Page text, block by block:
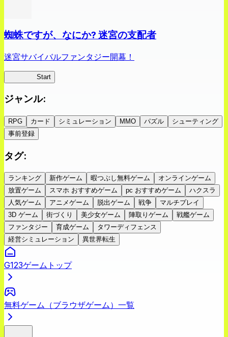
蜘蛛ですが、なにか? 迷宮の支配者
迷宮サバイバルファンタジー開幕！
Start
ジャンル:
RPG カード シミュレーション MMO パズル
シューティング
事前登録
タグ:
ランキング 新作ゲーム 暇つぶし無料ゲーム
オンラインゲーム
放置ゲーム
スマホ おすすめゲーム pc おすすめゲーム
ハクスラ
人気ゲーム
アニメゲーム 脱出ゲーム 戦争
マルチプレイ
3D ゲーム
街づくり 美少女ゲーム 陣取りゲーム
戦艦ゲーム
ファンタジー
育成ゲーム
タワーディフェンス
経営シミュレーション
異世界転生
G123ゲームトップ
無料ゲーム（ブラウザゲーム）一覧